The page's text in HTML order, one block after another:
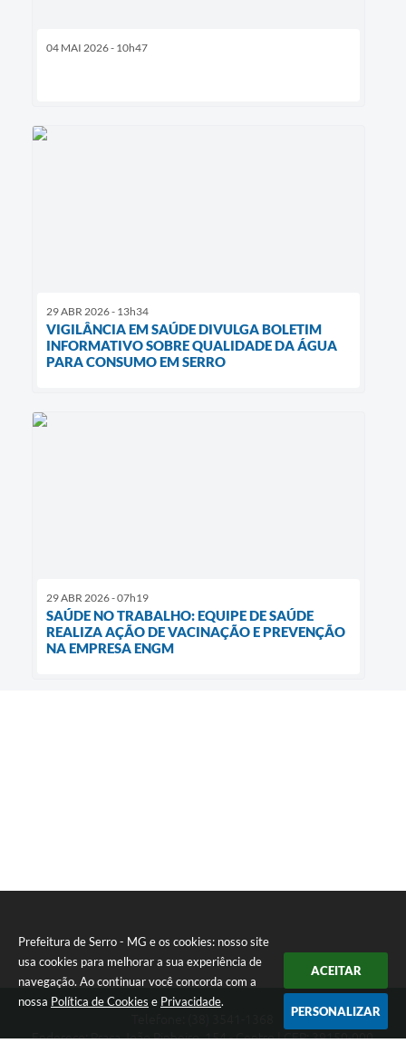
Prefeitura de Serro - MG e os cookies: nosso site
usa cookies para melhorar a sua experiência de
navegação. Ao continuar você concorda com a
nossa Política de Cookies e Privacidade.
ACEITAR
PERSONALIZAR
04 MAI 2026 - 10h47
29 ABR 2026 - 13h34
VIGILÂNCIA EM SAÚDE DIVULGA BOLETIM
INFORMATIVO SOBRE QUALIDADE DA ÁGUA
PARA CONSUMO EM SERRO
29 ABR 2026 - 07h19
SAÚDE NO TRABALHO: EQUIPE DE SAÚDE
REALIZA AÇÃO DE VACINAÇÃO E PREVENÇÃO
NA EMPRESA ENGM
Endereço: Praça João Pinheiro, 154 - Centro | CEP: 39150-000